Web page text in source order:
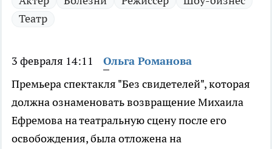
Театр
3 февраля 14:11
Ольга Романова
Премьера спектакля "Без свидетелей", которая
должна ознаменовать возвращение Михаила
Ефремова на театральную сцену после его
освобождения, была отложена на